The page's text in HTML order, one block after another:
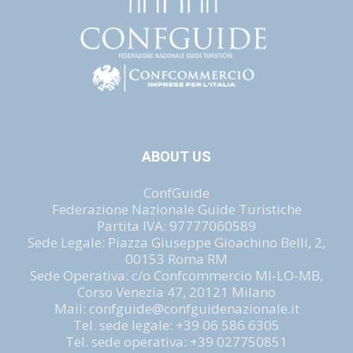
ABOUT US
ConfGuide
Federazione Nazionale Guide Turistiche
Partita IVA: 97777060589
Sede Legale: Piazza Giuseppe Gioachino Belli, 2,
00153 Roma RM
Sede Operativa: c/o Confcommercio MI-LO-MB,
Corso Venezia 47, 20121 Milano
Mail: confguide@confguidenazionale.it
Tel. sede legale: +39 06 586 6305
Tel. sede operativa: +39 027750851